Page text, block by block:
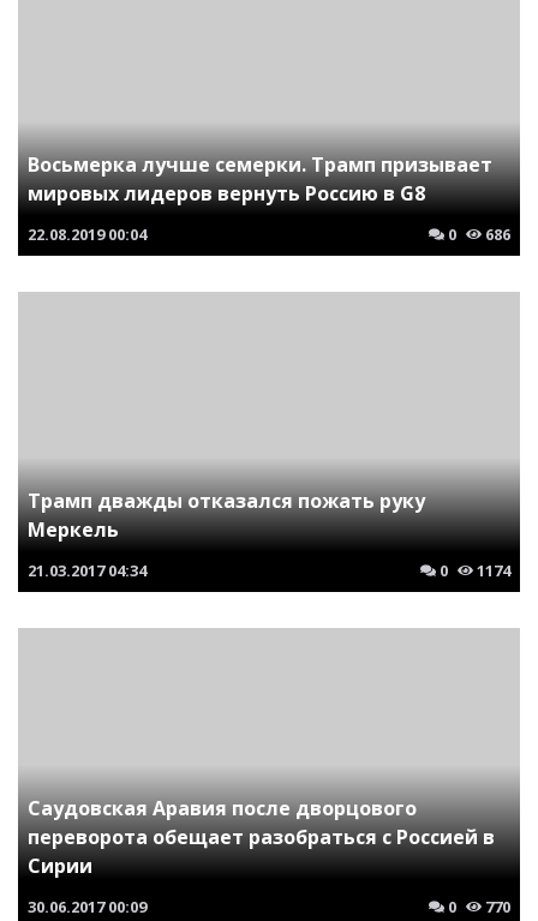
Восьмерка лучше семерки. Трамп призывает
мировых лидеров вернуть Россию в G8
22.08.2019 00:04 0 686
Трамп дважды отказался пожать руку
Меркель
21.03.2017 04:34 0 1174
Саудовская Аравия после дворцового
переворота обещает разобраться с Россией в
Сирии
30.06.2017 00:09 0 770